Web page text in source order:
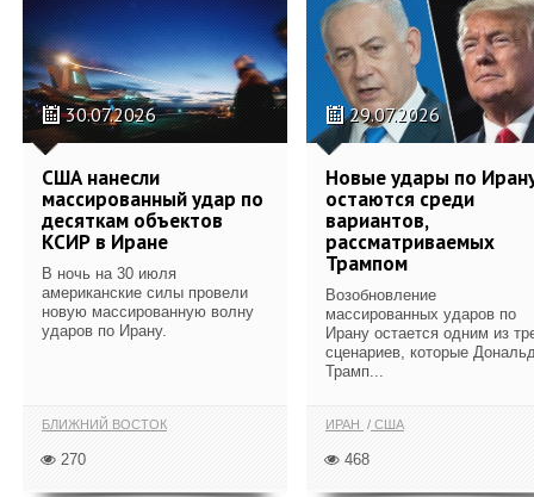
30.07.2026
США нанесли
массированный удар по
десяткам объектов
КСИР в Иране
В ночь на 30 июля
американские силы провели
новую массированную волну
ударов по Ирану.
БЛИЖНИЙ ВОСТОК
270
29.07.2026
Новые удары по
остаются среди
вариантов,
рассматриваемых
Трампом
Возобновление
массированных ударов по
Ирану остается одним из
сценариев, которые
Трамп...
ИРАН США
468